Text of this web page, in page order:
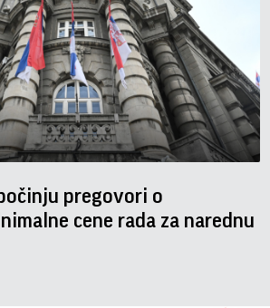
pregovori o
cene rada za narednu